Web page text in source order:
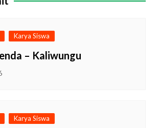
Karya Siswa
– Kaliwungu
Karya Siswa